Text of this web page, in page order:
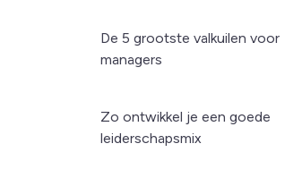
De 5 grootste valkuilen voor
managers
Zo ontwikkel je een goede
leiderschapsmix